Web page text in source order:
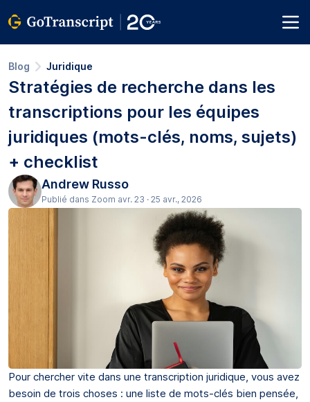
Blog Juridique
Stratégies de recherche dans les
transcriptions pour les équipes
juridiques (mots-clés, noms, sujets)
+ checklist
Andrew Russo
Publié dans Zoom avr. 23 · 25 avr., 2026
Pour chercher vite dans une transcription juridique, vous avez
besoin de trois choses : une liste de mots-clés bien pensée,